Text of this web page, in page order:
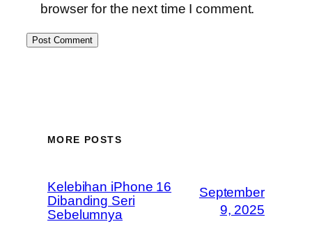
browser for the next time I comment.
MORE POSTS
Kelebihan iPhone 16
Dibanding Seri
Sebelumnya
September
9, 2025